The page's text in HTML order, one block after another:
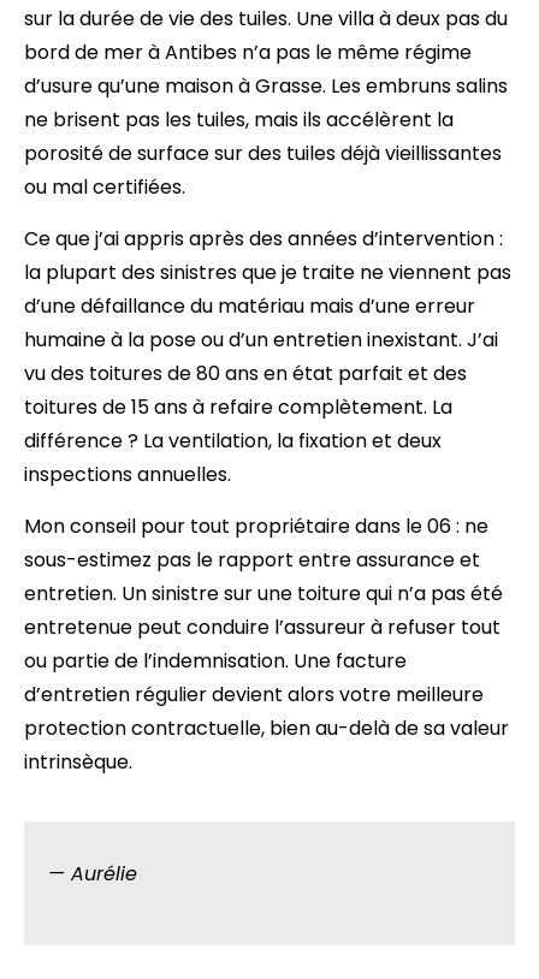
sur la durée de vie des tuiles. Une villa à deux pas du
bord de mer à Antibes n’a pas le même régime
d’usure qu’une maison à Grasse. Les embruns salins
ne brisent pas les tuiles, mais ils accélèrent la
porosité de surface sur des tuiles déjà vieillissantes
ou mal certifiées.
Ce que j’ai appris après des années d’intervention :
la plupart des sinistres que je traite ne viennent pas
d’une défaillance du matériau mais d’une erreur
humaine à la pose ou d’un entretien inexistant. J’ai
vu des toitures de 80 ans en état parfait et des
toitures de 15 ans à refaire complètement. La
différence ? La ventilation, la fixation et deux
inspections annuelles.
Mon conseil pour tout propriétaire dans le 06 : ne
sous-estimez pas le rapport entre assurance et
entretien. Un sinistre sur une toiture qui n’a pas été
entretenue peut conduire l’assureur à refuser tout
ou partie de l’indemnisation. Une facture
d’entretien régulier devient alors votre meilleure
protection contractuelle, bien au-delà de sa valeur
intrinsèque.
— Aurélie